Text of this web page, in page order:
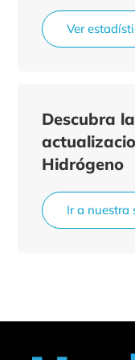
Ver
Descubra
Hidrógeno
Ir a nuestra